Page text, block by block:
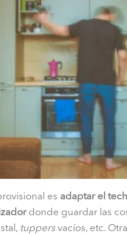
es adaptar el
donde guardar las
tuppers vacíos, etc.